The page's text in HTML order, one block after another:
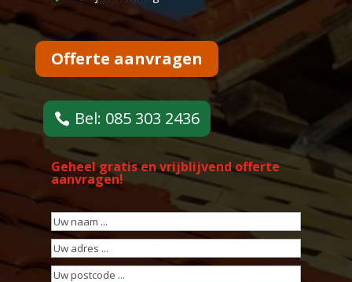
Offerte aanvragen
Bel: 085 303 2436
Geheel gratis en vrijblijvend offerte
aanvragen!
Uw
naam(Vereist)
Uw
adres(Vereist)
Uw